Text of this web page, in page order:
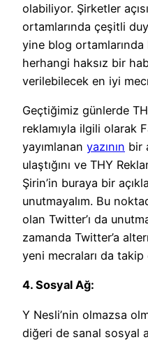
olabiliyor. Şirketler
ortamlarında çeşitli
yine blog
herhangi haksız bir
verilebilecek en iyi
Geçtiğimiz günlerde
reklamıyla ilgili olarak
yayımlanan yazının bir
ulaştığını ve THY
Şirin’in buraya bir
unutmayalım. Bu
olan Twitter’ı da
zamanda Twitter’a
yeni mecraları da
4. Sosyal Ağ:
Y Nesli’nin olmazsa
diğeri de sanal sosyal